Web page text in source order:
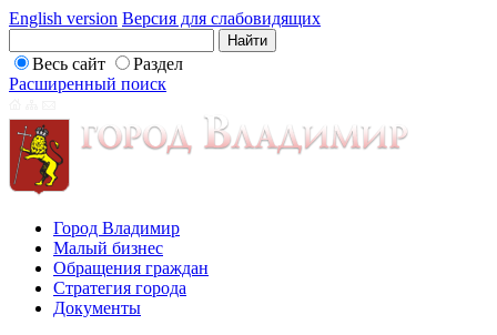
English version Версия для слабовидящих
Весь сайт
Раздел
Расширенный поиск
Город Владимир
Малый бизнес
Обращения граждан
Стратегия города
Документы